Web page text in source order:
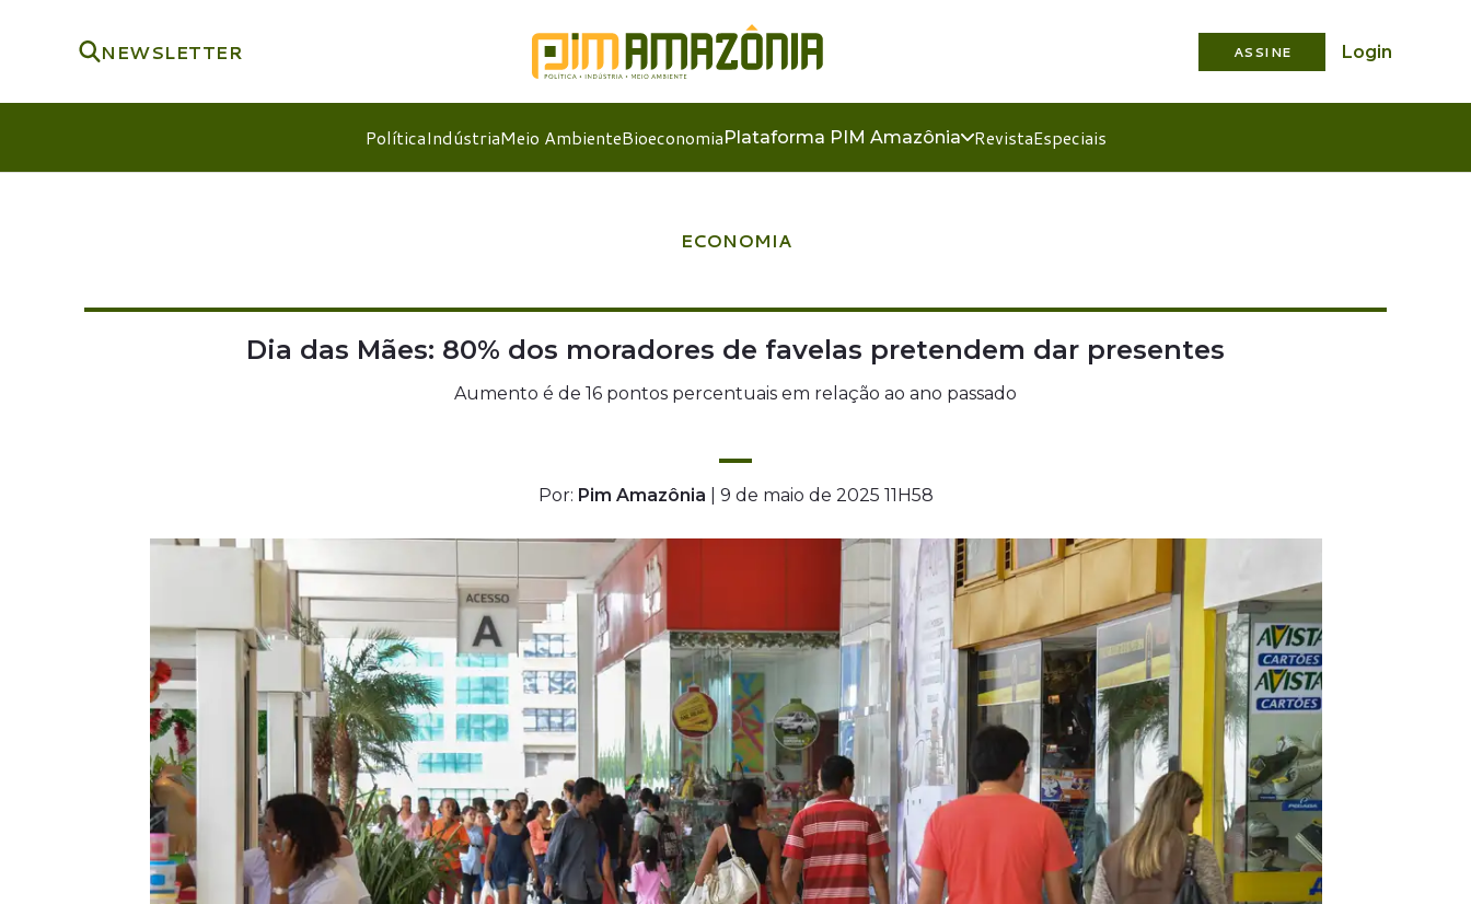
NEWSLETTER ASSINE Login
PolíticaIndústriaMeio AmbienteBioeconomiaPlataforma PIM Amazônia RevistaEspeciais
ECONOMIA
Dia das Mães: 80% dos moradores de favelas pretendem dar presentes
Aumento é de 16 pontos percentuais em relação ao ano passado
Por: Pim Amazônia | 9 de maio de 2025 11H58